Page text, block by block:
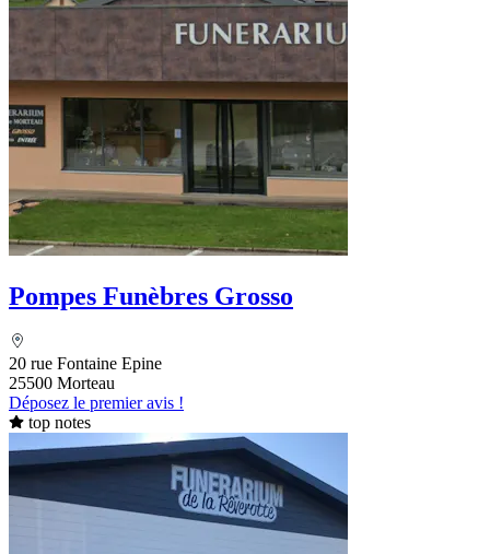
Pompes Funèbres Grosso
20 rue Fontaine Epine
25500 Morteau
Déposez le premier avis !
top notes